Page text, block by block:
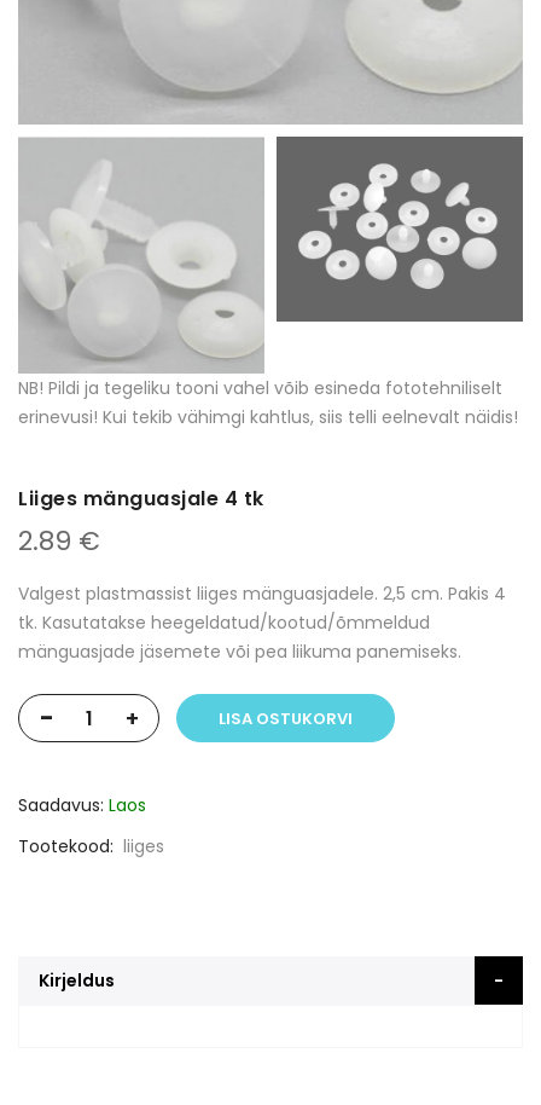
NB! Pildi ja tegeliku tooni vahel võib esineda fototehniliselt
erinevusi! Kui tekib vähimgi kahtlus, siis telli eelnevalt näidis!
Liiges mänguasjale 4 tk
2.89 €
Valgest plastmassist liiges mänguasjadele. 2,5 cm. Pakis 4
tk. Kasutatakse heegeldatud/kootud/õmmeldud
mänguasjade jäsemete või pea liikuma panemiseks.
- + LISA OSTUKORVI
Saadavus: Laos
Tootekood liiges
Kirjeldus